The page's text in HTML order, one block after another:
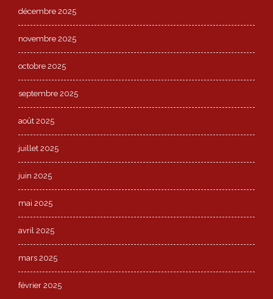
décembre 2025
novembre 2025
octobre 2025
septembre 2025
août 2025
juillet 2025
juin 2025
mai 2025
avril 2025
mars 2025
février 2025